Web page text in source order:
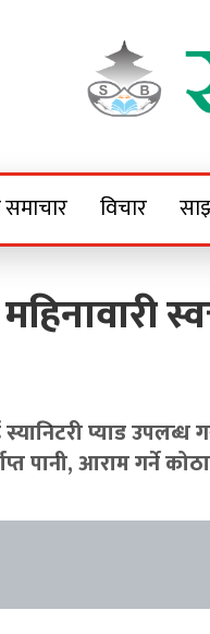
विचार
स्यानिटरी प्याड
पानी, आराम गर्ने